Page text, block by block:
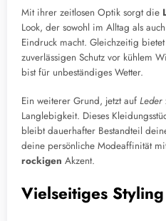
Mit ihrer zeitlosen Optik sorgt die
Look, der sowohl im Alltag als
Eindruck macht. Gleichzeitig
zuverlässigen Schutz vor kühlem
bist für unbeständiges Wetter.
Ein weiterer Grund, jetzt auf Leder
Langlebigkeit. Dieses
bleibt dauerhafter Bestandteil
deine persönliche Modeaffinität
rockigen Akzent.
Vielseitiges